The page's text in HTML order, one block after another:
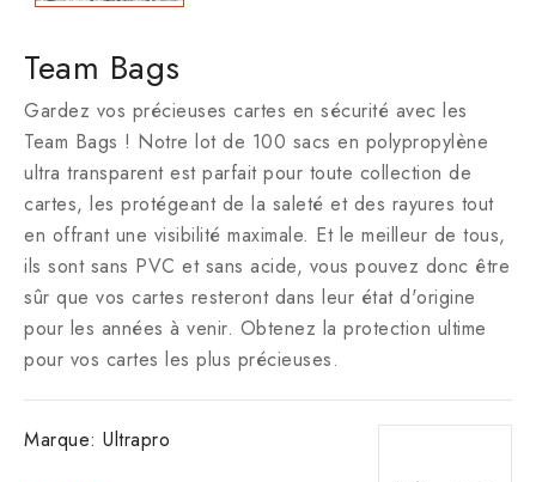
Team Bags
Gardez vos précieuses cartes en sécurité avec les
Team Bags ! Notre lot de 100 sacs en polypropylène
ultra transparent est parfait pour toute collection de
cartes, les protégeant de la saleté et des rayures tout
en offrant une visibilité maximale. Et le meilleur de tous,
ils sont sans PVC et sans acide, vous pouvez donc être
sûr que vos cartes resteront dans leur état d'origine
pour les années à venir. Obtenez la protection ultime
pour vos cartes les plus précieuses.
Marque: Ultrapro